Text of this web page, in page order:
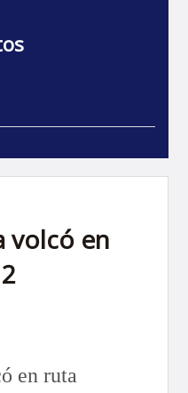
volcó en
en ruta